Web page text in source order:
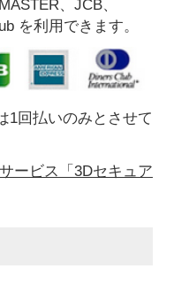
、JCB、
を利用できます。
1回払いのみとさせて
ービス「3Dセキュア